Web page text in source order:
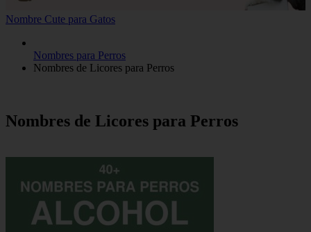
Nombre Cute para Gatos
Nombres para Perros
Nombres de Licores para Perros
Nombres de Licores para Perros